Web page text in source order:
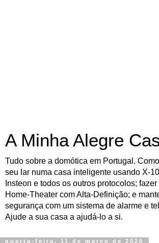
A Minha Alegre
Tudo sobre a domótica em Portugal.
seu lar numa casa inteligente usando X-
Insteon e todos os outros protocolos;
Home-Theater com Alta-Definição; e
segurança com um sistema de alarme e
Ajude a sua casa a ajudá-lo a si.
quarta-feira, 11 de março de 2020